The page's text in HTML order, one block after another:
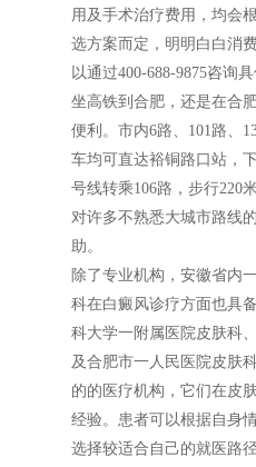
用及手术治疗费用，均会
选方案而定，明明白白消
以通过400-688-9875咨询
坐高铁到合肥，还是在合
便利。市内6路、101路、
车均可直达裕铜路口站，
号线转乘106路，步行220
对许多不熟悉大城市路线
助。
除了专业机构，安徽省内
科在白癜风诊疗方面也具
科大学一附属医院皮肤科
及合肥市一人民医院皮肤
的的医疗机构，它们在皮
经验。患者可以根据自身
选择较适合自己的就医路